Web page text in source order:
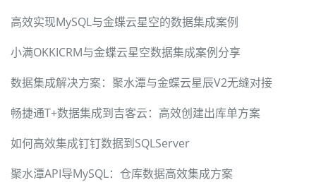
高效实现MySQL与金蝶云星空的数据集成案例
小满OKKICRM与金蝶云星空数据集成案例分享
数据集成解决方案：聚水潭与金蝶云星辰V2无缝对接
畅捷通T+数据集成到吉客云：高效创建出库单方案
如何高效集成钉钉数据到SQLServer
聚水潭API导MySQL：仓库数据高效集成方案